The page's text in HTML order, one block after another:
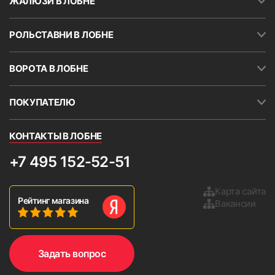
значение. Кассету и направляющие можно
устанавливать на скотч (поставляется в
комплекте с жалюзи). Скотч также наклеен на
короб шириной около 30 мм. в верхней части
кассеты.
непрямоугольные.
Важное условие.
откос расположен очень
сокращать угол открытия
створки. Кроме того, возможно
повреждение рулонных
жалюзи при сильном
открывании створки.
9. Установить боковые крышки и проверьте работу
изделия, опустив и подняв ткань 2-3 раза.
РОЛЬСТАВНИ В ЛОБНЕ
ВОРОТА В ЛОБНЕ
ПОКУПАТЕЛЮ
КОНТАКТЫ В ЛОБНЕ
+7 495 152-52-51
Рейтинг магазина
Карта сайта
Вакансии
Задать вопрос